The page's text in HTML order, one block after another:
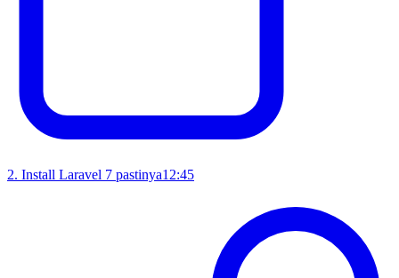
2. Install Laravel 7 pastinya12:45